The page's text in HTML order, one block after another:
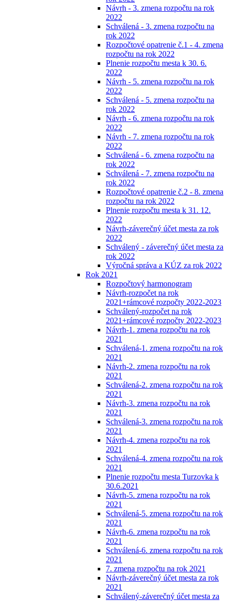
Návrh - 3. zmena rozpočtu na rok
2022
Schválená - 3. zmena rozpočtu na
rok 2022
Rozpočtové opatrenie č.1 - 4. zmena
rozpočtu na rok 2022
Plnenie rozpočtu mesta k 30. 6.
2022
Návrh - 5. zmena rozpočtu na rok
2022
Schválená - 5. zmena rozpočtu na
rok 2022
Návrh - 6. zmena rozpočtu na rok
2022
Návrh - 7. zmena rozpočtu na rok
2022
Schválená - 6. zmena rozpočtu na
rok 2022
Schválená - 7. zmena rozpočtu na
rok 2022
Rozpočtové opatrenie č.2 - 8. zmena
rozpočtu na rok 2022
Plnenie rozpočtu mesta k 31. 12.
2022
Návrh-záverečný účet mesta za rok
2022
Schválený - záverečný účet mesta za
rok 2022
Výročná správa a KÚZ za rok 2022
Rok 2021
Rozpočtový harmonogram
Návrh-rozpočet na rok
2021+rámcové rozpočty 2022-2023
Schválený-rozpočet na rok
2021+rámcové rozpočty 2022-2023
Návrh-1. zmena rozpočtu na rok
2021
Schválená-1. zmena rozpočtu na rok
2021
Návrh-2. zmena rozpočtu na rok
2021
Schválená-2. zmena rozpočtu na rok
2021
Návrh-3. zmena rozpočtu na rok
2021
Schválená-3. zmena rozpočtu na rok
2021
Návrh-4. zmena rozpočtu na rok
2021
Schválená-4. zmena rozpočtu na rok
2021
Plnenie rozpočtu mesta Turzovka k
30.6.2021
Návrh-5. zmena rozpočtu na rok
2021
Schválená-5. zmena rozpočtu na rok
2021
Návrh-6. zmena rozpočtu na rok
2021
Schválená-6. zmena rozpočtu na rok
2021
7. zmena rozpočtu na rok 2021
Návrh-záverečný účet mesta za rok
2021
Schválený-záverečný účet mesta za